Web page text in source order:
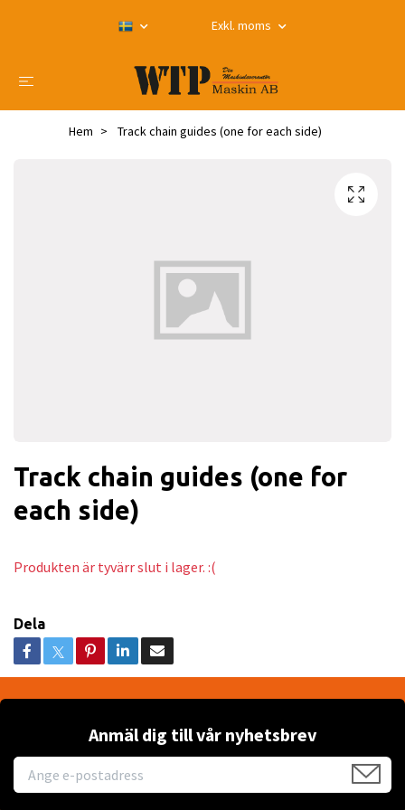
Exkl. moms
Hem Track chain guides (one for each side)
Track chain guides (one for
each side)
Produkten är tyvärr slut i lager. :(
Dela
Anmäl dig till vår nyhetsbrev